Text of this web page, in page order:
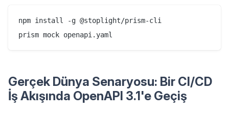
npm install -g @stoplight/prism-cli
Gerçek Dünya Senaryosu: Bir CI/CD
İş Akışında OpenAPI 3.1'e Geçiş